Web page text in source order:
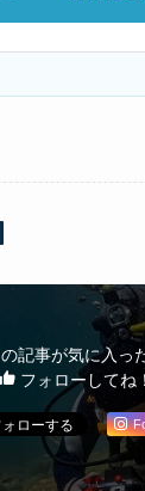
の記事が気に入っ
フォローしてね